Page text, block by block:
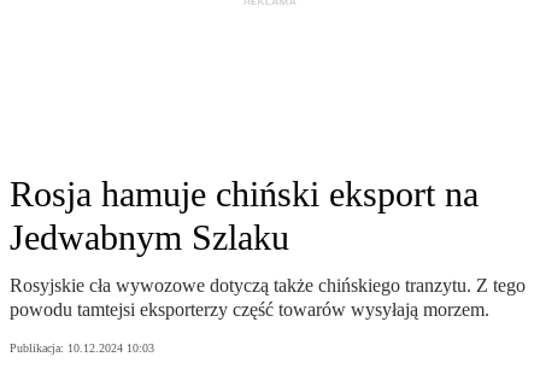
Rosja hamuje chiński eksport na
Jedwabnym Szlaku
Rosyjskie cła wywozowe dotyczą także chińskiego tranzytu. Z tego
powodu tamtejsi eksporterzy część towarów wysyłają morzem.
Publikacja: 10.12.2024 10:03